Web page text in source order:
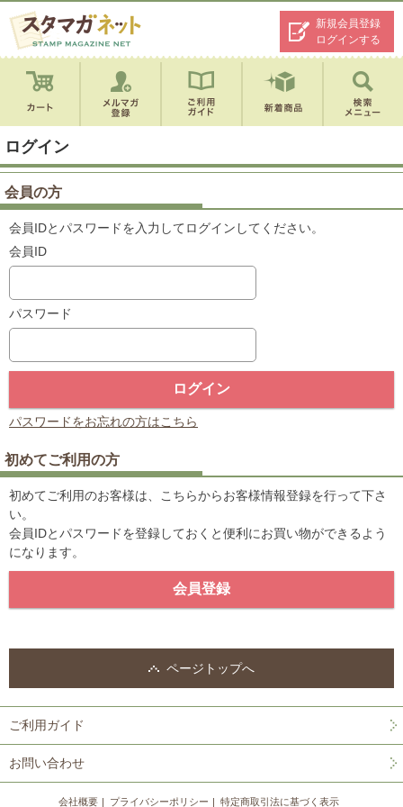
新規会員登録
ログインする
ログイン
会員の方
会員IDとパスワードを入力してログインしてください。
会員ID
パスワード
パスワードをお忘れの方はこちら
初めてご利用の方
初めてご利用のお客様は、こちらからお客様情報登録を行って下さ
い。
会員IDとパスワードを登録しておくと便利にお買い物ができるよう
になります。
ページトップへ
ご利用ガイド
お問い合わせ
会社概要 プライバシーポリシー 特定商取引法に基づく表示